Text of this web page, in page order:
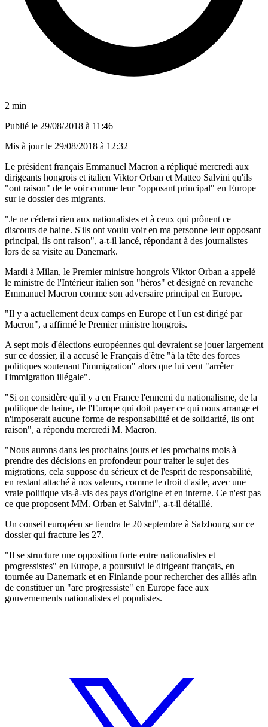
2 min
Publié le 29/08/2018 à 11:46
Mis à jour le 29/08/2018 à 12:32
Le président français Emmanuel Macron a répliqué mercredi aux
dirigeants hongrois et italien Viktor Orban et Matteo Salvini qu'ils
"ont raison" de le voir comme leur "opposant principal" en Europe
sur le dossier des migrants.
"Je ne céderai rien aux nationalistes et à ceux qui prônent ce
discours de haine. S'ils ont voulu voir en ma personne leur opposant
principal, ils ont raison", a-t-il lancé, répondant à des journalistes
lors de sa visite au Danemark.
Mardi à Milan, le Premier ministre hongrois Viktor Orban a appelé
le ministre de l'Intérieur italien son "héros" et désigné en revanche
Emmanuel Macron comme son adversaire principal en Europe.
"Il y a actuellement deux camps en Europe et l'un est dirigé par
Macron", a affirmé le Premier ministre hongrois.
A sept mois d'élections européennes qui devraient se jouer largement
sur ce dossier, il a accusé le Français d'être "à la tête des forces
politiques soutenant l'immigration" alors que lui veut "arrêter
l'immigration illégale".
"Si on considère qu'il y a en France l'ennemi du nationalisme, de la
politique de haine, de l'Europe qui doit payer ce qui nous arrange et
n'imposerait aucune forme de responsabilité et de solidarité, ils ont
raison", a répondu mercredi M. Macron.
"Nous aurons dans les prochains jours et les prochains mois à
prendre des décisions en profondeur pour traiter le sujet des
migrations, cela suppose du sérieux et de l'esprit de responsabilité,
en restant attaché à nos valeurs, comme le droit d'asile, avec une
vraie politique vis-à-vis des pays d'origine et en interne. Ce n'est pas
ce que proposent MM. Orban et Salvini", a-t-il détaillé.
Un conseil européen se tiendra le 20 septembre à Salzbourg sur ce
dossier qui fracture les 27.
"Il se structure une opposition forte entre nationalistes et
progressistes" en Europe, a poursuivi le dirigeant français, en
tournée au Danemark et en Finlande pour rechercher des alliés afin
de constituer un "arc progressiste" en Europe face aux
gouvernements nationalistes et populistes.